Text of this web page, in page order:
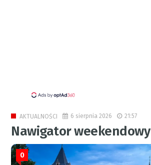
AKTUALNOŚCI 6 sierpnia 2026 21:57
Nawigator weekendowy
0